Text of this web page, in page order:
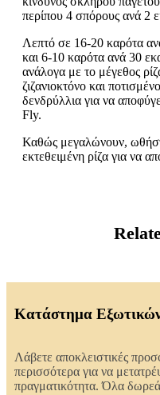
περίπου 4 σπόρους ανά 2
Λεπτό σε 16-20 καρότα
και 6-10 καρότα ανά 30
ανάλογα με το μέγεθος
ζιζανιοκτόνο και
δενδρύλλια για να
Fly.
Καθώς μεγαλώνουν,
εκτεθειμένη ρίζα για να
Κατάστημα
Λάβετε αποκλειστικές
περισσότερα για να
πραγματικότητα. Όλα